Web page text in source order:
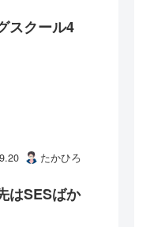
スクール4
たかひろ
はSESばか